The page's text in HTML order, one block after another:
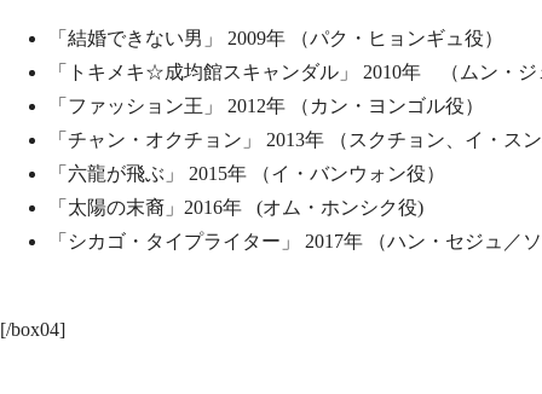
「結婚できない男」 2009年 （パク・ヒョンギュ役）
「トキメキ☆成均館スキャンダル」 2010年 （ムン・ジ
「ファッション王」 2012年 （カン・ヨンゴル役）
「チャン・オクチョン」 2013年 （スクチョン、イ・スン
「六龍が飛ぶ」 2015年 （イ・バンウォン役）
「太陽の末裔」2016年 (オム・ホンシク役)
「シカゴ・タイプライター」 2017年 （ハン・セジュ／
[/box04]